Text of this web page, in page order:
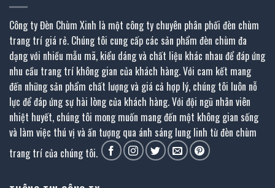
Công ty Đèn Chùm Xinh là một công ty chuyên phân phối đèn chùm
trang trí giá rẻ. Chúng tôi cung cấp các sản phẩm đèn chùm đa
dạng với nhiều mẫu mã, kiểu dáng và chất liệu khác nhau để đáp ứng
nhu cầu trang trí không gian của khách hàng. Với cam kết mang
đến những sản phẩm chất lượng và giá cả hợp lý, chúng tôi luôn nỗ
lực để đáp ứng sự hài lòng của khách hàng. Với đội ngũ nhân viên
nhiệt huyết, chúng tôi mong muốn mang đến một không gian sống
và làm việc thú vị và ấn tượng qua ánh sáng lung linh từ đèn chùm
trang trí của chúng tôi.